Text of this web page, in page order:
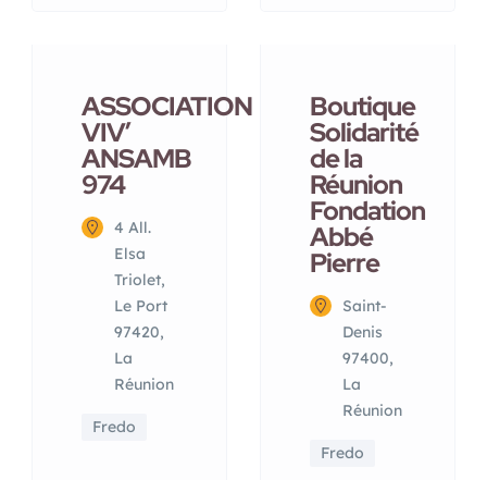
ASSOCIATION
VIV’
ANSAMB
974
4 All.
Elsa
Triolet,
Le Port
97420,
La
Réunion
Fredo
Boutique
Solidarité
de la
Réunion
Fondation
Abbé
Pierre
Saint-
Denis
97400,
La
Réunion
Fredo